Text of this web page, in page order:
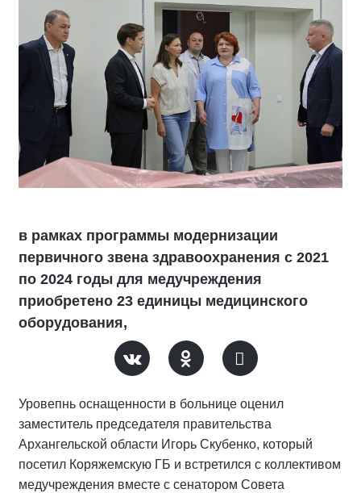
в рамках программы модернизации
первичного звена здравоохранения с 2021
по 2024 годы для медучреждения
приобретено 23 единицы медицинского
оборудования,
Уровепнь оснащенности в больнице оценил
заместитель председателя правительства
Архангельской области Игорь Скубенко, который
посетил Коряжемскую ГБ и встретился с коллективом
медучреждения вместе с сенатором Совета